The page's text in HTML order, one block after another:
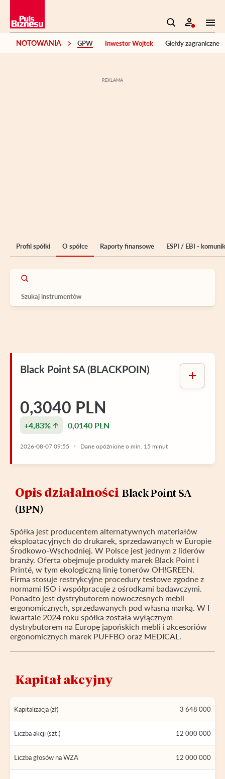
NOTOWANIA GPW Inwestor Wojtek Giełdy zagraniczne
Profil spółki O spółce Raporty finansowe ESPI / EBI -
Black Point SA (BLACKPOIN)
0,3040 PLN
+4,83% 0,0140 PLN
2026-08-07 09:55 Dane opóźnione o min. 15 minut
Opis działalności Black Point SA
(BPN)
Spółka jest producentem alternatywnych materiałów
eksploatacyjnych do drukarek, sprzedawanych w Europie
Środkowo-Wschodniej. W Polsce jest jednym z liderów
branży. Oferta obejmuje produkty marek Black Point i
Printé, w tym ekologiczną linię tonerów OH!GREEN.
Firma stosuje restrykcyjne procedury testowe zgodne z
normami ISO i współpracuje z ośrodkami badawczymi.
Ponadto jest dystrybutorem nowoczesnych mebli
ergonomicznych, sprzedawanych pod własną marką. W I
kwartale 2024 roku spółka została wyłącznym
dystrybutorem na Europę japońskich mebli i akcesoriów
ergonomicznych marek PUFFBO oraz MEDICAL.
Kapitał akcyjny
Kapitalizacja (zł) 3 648 000
Liczba akcji (szt.) 12 000 000
Liczba głosów na WZA 12 000 000